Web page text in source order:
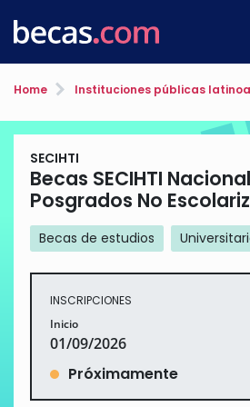
Home Instituciones públicas
SECIHTI
Becas SECIHTI
Posgrados No
Becas de estudios
INSCRIPCIONES
Inicio
01/09/2026
Próximamente